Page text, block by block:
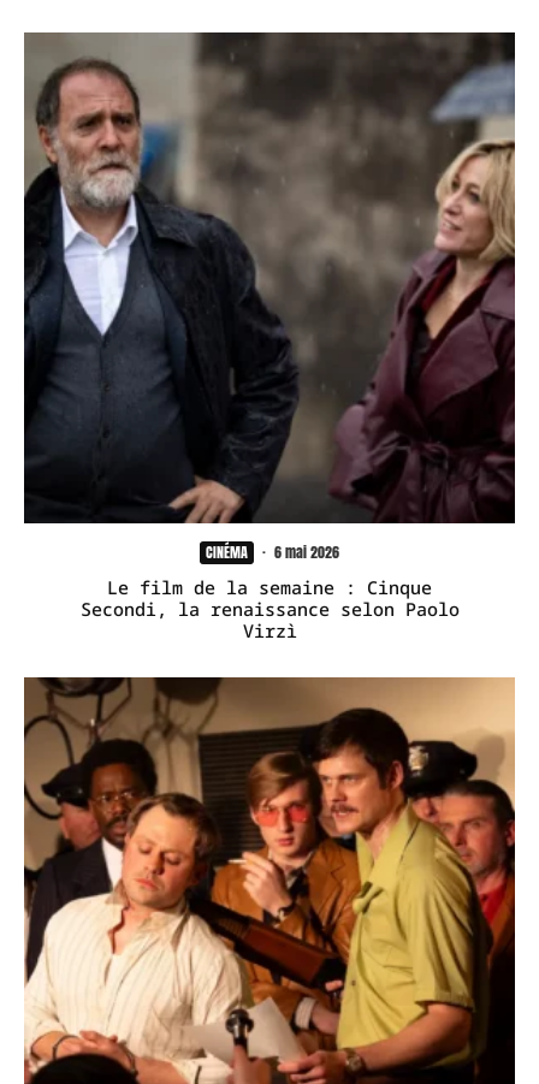
CINÉMA · 6 mai 2026
Le film de la semaine : Cinque
Secondi, la renaissance selon Paolo
Virzì